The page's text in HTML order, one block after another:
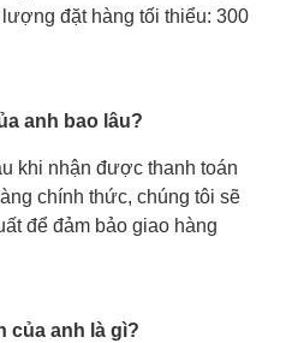
đặt hàng tối thiểu: 300
anh bao lâu?
khi nhận được thanh toán
chính thức, chúng tôi sẽ
để đảm bảo giao hàng
của anh là gì?